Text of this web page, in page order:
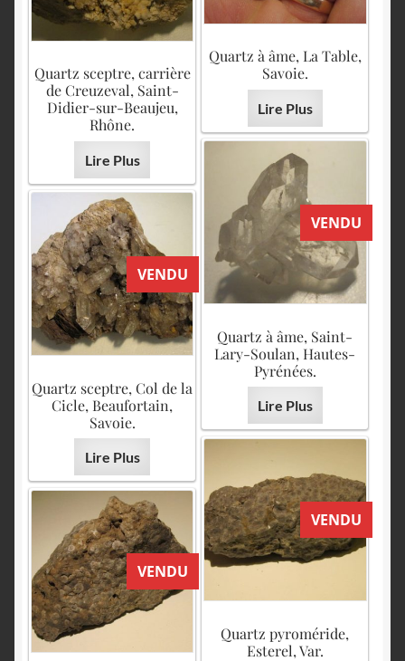
Quartz à âme, La Table,
Savoie.
Lire Plus
Quartz sceptre, carrière
de Creuzeval, Saint-
Didier-sur-Beaujeu,
Rhône.
Lire Plus
VENDU
Quartz à âme, Saint-
Lary-Soulan, Hautes-
Pyrénées.
Lire Plus
VENDU
Quartz sceptre, Col de la
Cicle, Beaufortain,
Savoie.
Lire Plus
VENDU
Quartz pyroméride,
Esterel, Var.
VENDU